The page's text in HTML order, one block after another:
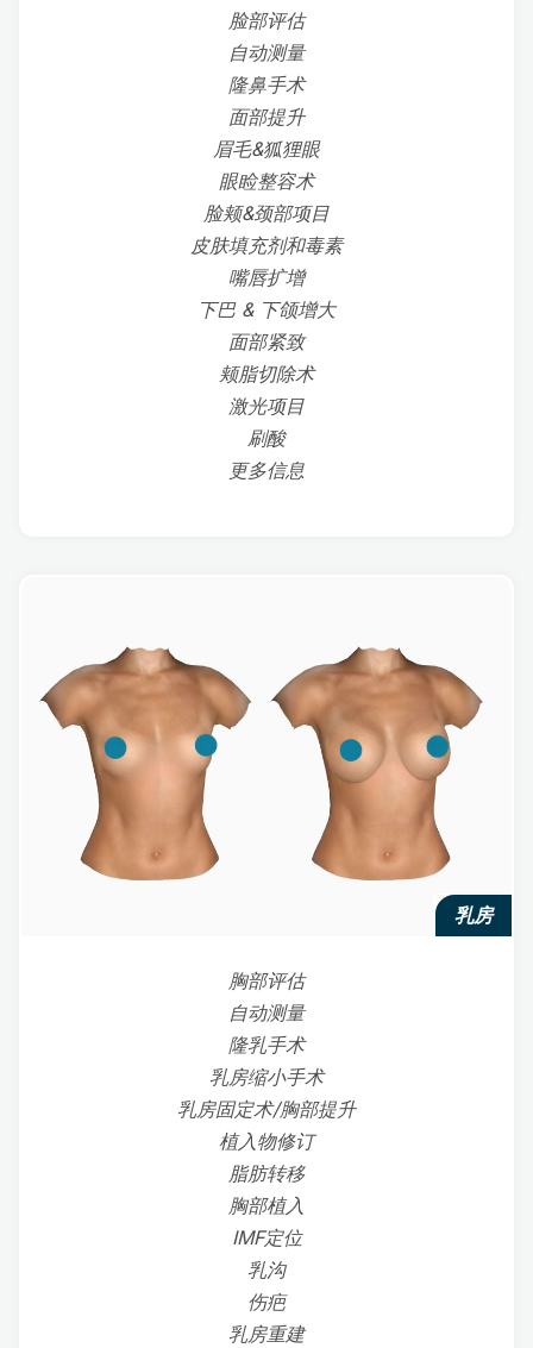
脸部评估
自动测量
隆鼻手术
面部提升
眉毛&狐狸眼
眼睑整容术
脸颊&颈部项目
皮肤填充剂和毒素
嘴唇扩增
下巴 & 下颌增大
面部紧致
颊脂切除术
激光项目
刷酸
更多信息
乳房
胸部评估
自动测量
隆乳手术
乳房缩小手术
乳房固定术/胸部提升
植入物修订
脂肪转移
胸部植入
IMF定位
乳沟
伤疤
乳房重建